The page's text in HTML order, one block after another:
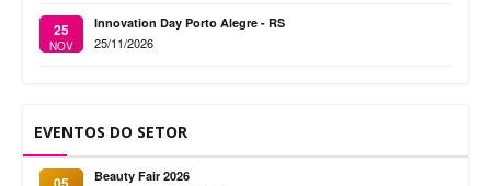
25
NOV
Innovation Day Porto Alegre - RS
25/11/2026
EVENTOS DO SETOR
Beauty Fair 2026